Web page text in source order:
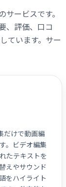
ービスです。
、評価、口コ
ています。サー
だけで動画編
。ビデオ編集
たテキストを
えやサウンド
をハイライト